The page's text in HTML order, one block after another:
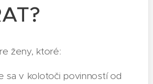
ženy, ktoré:
sa v kolotoči povinností od